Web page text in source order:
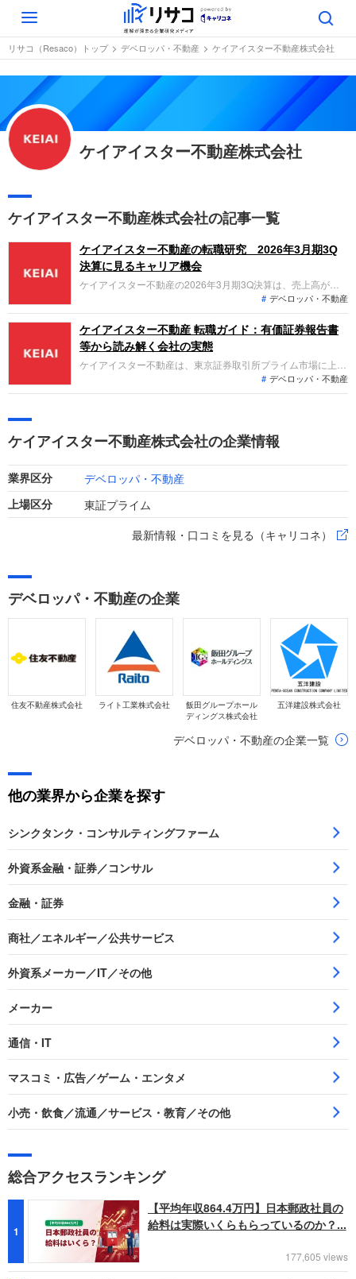
Toggle
navigation
リサコ（Resaco）トップ デベロッパ・不動産 ケイアイスター不動産株式会社
ケイアイスター不動産株式会社
ケイアイスター不動産株式会社の記事一覧
ケイアイスター不動産の転職研究 2026年3月期3Q
決算に見るキャリア機会
ケイアイスター不動産の2026年3月期3Q決算は、売上高が過
去最高を更新し、通期予想を上方修正。M&Aによる事業拡大や
不動産テックの推進が奏功しています。「なぜ今、不動産×DX
の同社なのか？」「成長著しい注文住宅や中古再生事業でどん
な役割を担えるのか」を整理します。
デベロッパ・不動産
ケイアイスター不動産 転職ガイド：有価証券報告書
等から読み解く会社の実態
ケイアイスター不動産は、東京証券取引所プライム市場に上場
し、「高品質、だけど低価格なデザイン住宅」を提供する分譲
住宅事業や注文住宅事業を主力としています。直近の業績で
を記録しています。
デベロッパ・不動産
ケイアイスター不動産株式会社の企業情報
業界区分 デベロッパ・不動産
上場区分
東証プライム
最新情報・口コミを見る（キャリコネ）
デベロッパ・不動産の企業
住友不動産株式会社 ライト工業株式会社
飯田グループホール
ディングス株式会社
五洋建設株式会社
デベロッパ・不動産の企業一覧
他の業界から企業を探す
シンクタンク・コンサルティングファーム
外資系金融・証券／コンサル
金融・証券
商社／エネルギー／公共サービス
外資系メーカー／IT／その他
メーカー
通信・IT
マスコミ・広告／ゲーム・エンタメ
小売・飲食／流通／サービス・教育／その他
総合アクセスランキング
1
【平均年収864.4万円】日本郵政社員の
給料は実際いくらもらっているのか？...
177,605 views